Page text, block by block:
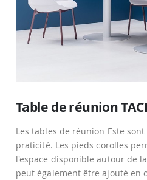
début
la
Galerie
d’images
Table de réunion
Les tables de réunion Este
praticité. Les pieds corolles
l'espace disponible autour de
peut également être ajouté en